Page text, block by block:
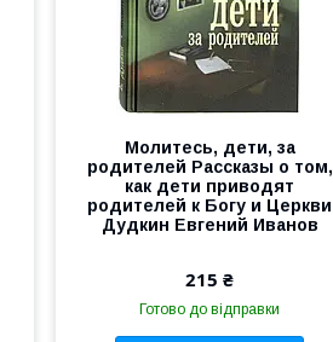
Молитесь, дети, за
родителей Рассказы о том,
как дети приводят
родителей к Богу и Церкви
Дудкин Евгений Иванов
215 ₴
Готово до відправки